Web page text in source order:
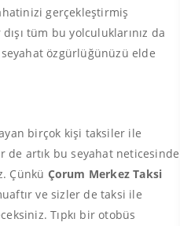
gerçekleştirmiş
tüm bu yolculuklarınız da
özgürlüğünüzü elde
birçok kişi taksiler ile
de artık bu seyahat neticesinde
Çünkü Çorum Merkez Taksi
ve sizler de taksi ile
Tıpkı bir otobüs